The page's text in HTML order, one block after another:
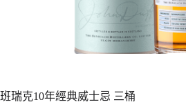
班瑞克10年經典威士忌 三桶